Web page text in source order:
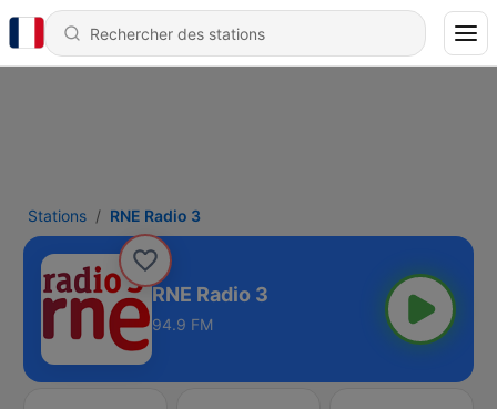
Stations RNE Radio 3
RNE Radio 3
94.9 FM